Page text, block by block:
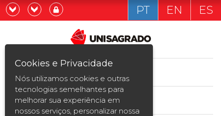
Graduação
Pós-graduação e MBA
Curta Duração
Já sou estudande
Quero ser estudante
PT EN ES
ESTUDE AQUI
Cookies e Privacidade
Nós utilizamos cookies e outras
tecnologias semelhantes para
melhorar sua experiência em
nossos serviços, personalizar nossa